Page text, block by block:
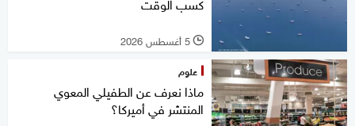
l 5 أغسطس 2026
علوم
ماذا نعرف عن الطفيلي المعوي
المنتشر في أميركا؟